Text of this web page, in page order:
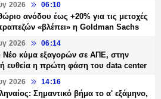
2026 06:10
ανόδου έως +20% για τις μετοχές
«βλέπει» η Goldman Sachs
2026 06:14
κύμα εξαγορών σε ΑΠΕ, στην
ευθεία η πρώτη φάση του data center
2026 14:16
Σημαντικό βήμα το α' εξάμηνο,